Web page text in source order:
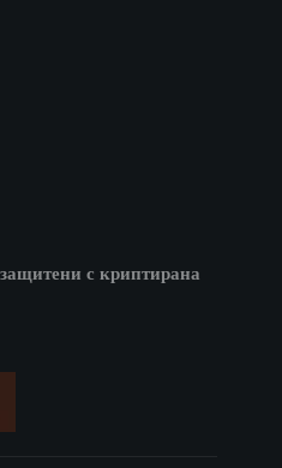
с криптирана